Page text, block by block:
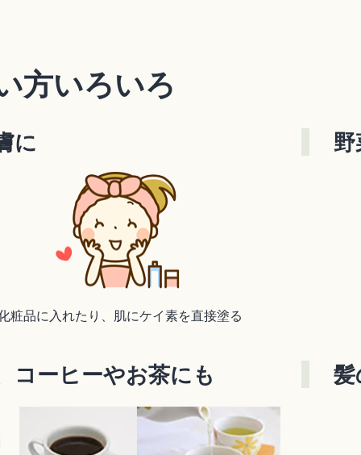
方いろいろ
に
粧品に入れたり、肌にケイ素を直接塗る
野
コーヒーやお茶にも 髪